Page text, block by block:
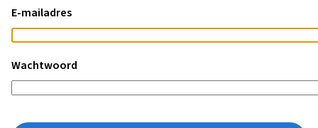
E-mailadres
Wachtwoord